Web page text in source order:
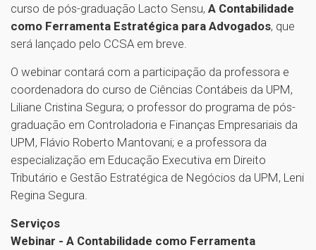
curso de pós-graduação Lacto Sensu, A Contabilidade
como Ferramenta Estratégica para Advogados, que
será lançado pelo CCSA em breve.
O webinar contará com a participação da professora e
coordenadora do curso de Ciências Contábeis da UPM,
Liliane Cristina Segura; o professor do programa de pós-
graduação em Controladoria e Finanças Empresariais da
UPM, Flávio Roberto Mantovani; e a professora da
especialização em Educação Executiva em Direito
Tributário e Gestão Estratégica de Negócios da UPM, Leni
Regina Segura.
Serviços
Webinar - A Contabilidade como Ferramenta